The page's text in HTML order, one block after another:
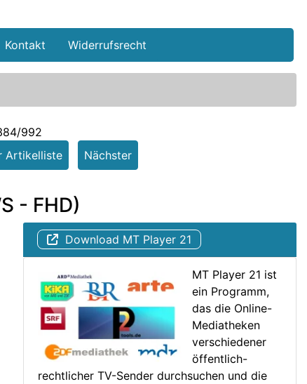
Kontakt Widerrufsrecht
992
Artikelliste Nächster
- FHD)
Download MT Player 21
MT Player 21 ist
ein Programm,
das die Online-
Mediatheken
verschiedener
öffentlich-
rechtlicher TV-Sender durchsuchen und die